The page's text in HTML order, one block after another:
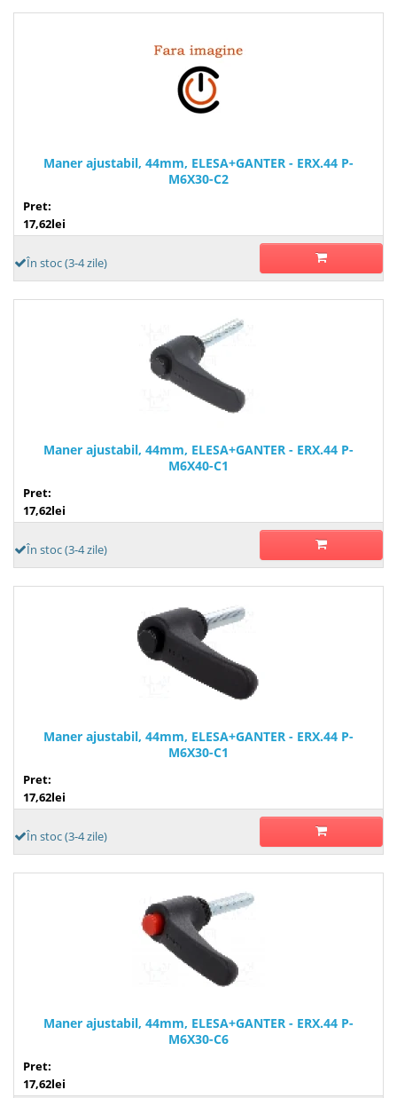
Maner ajustabil, 44mm, ELESA+GANTER - ERX.44 P-
M6X30-C2
Pret:
17,62lei
În stoc (3-4 zile)
Maner ajustabil, 44mm, ELESA+GANTER - ERX.44 P-
M6X40-C1
Pret:
17,62lei
În stoc (3-4 zile)
Maner ajustabil, 44mm, ELESA+GANTER - ERX.44 P-
M6X30-C1
Pret:
17,62lei
În stoc (3-4 zile)
Maner ajustabil, 44mm, ELESA+GANTER - ERX.44 P-
M6X30-C6
Pret:
17,62lei